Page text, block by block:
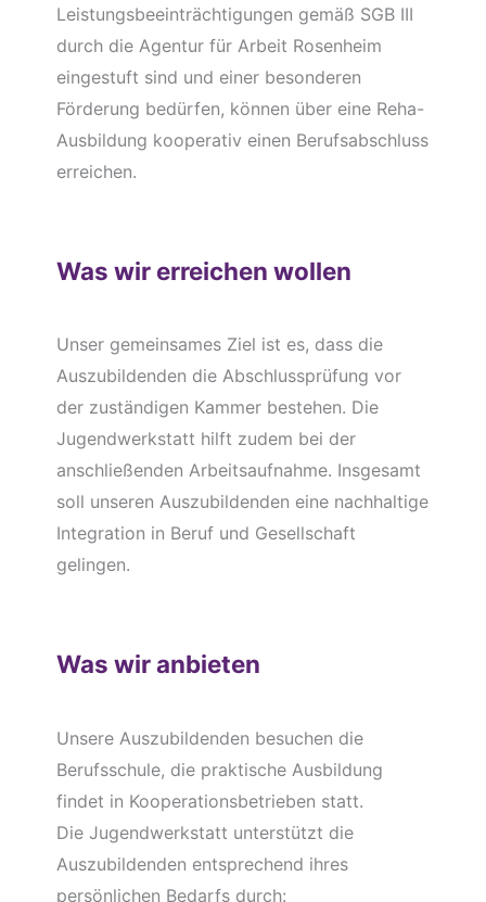
Leistungsbeeinträchtigungen gemäß SGB III
durch die Agentur für Arbeit Rosenheim
eingestuft sind und einer besonderen
Förderung bedürfen, können über eine Reha-
Ausbildung kooperativ einen Berufsabschluss
erreichen.
Was wir erreichen wollen
Unser gemeinsames Ziel ist es, dass die
Auszubildenden die Abschlussprüfung vor
der zuständigen Kammer bestehen. Die
Jugendwerkstatt hilft zudem bei der
anschließenden Arbeitsaufnahme. Insgesamt
soll unseren Auszubildenden eine nachhaltige
Integration in Beruf und Gesellschaft
gelingen.
Was wir anbieten
Unsere Auszubildenden besuchen die
Berufsschule, die praktische Ausbildung
findet in Kooperationsbetrieben statt.
Die Jugendwerkstatt unterstützt die
Auszubildenden entsprechend ihres
persönlichen Bedarfs durch: